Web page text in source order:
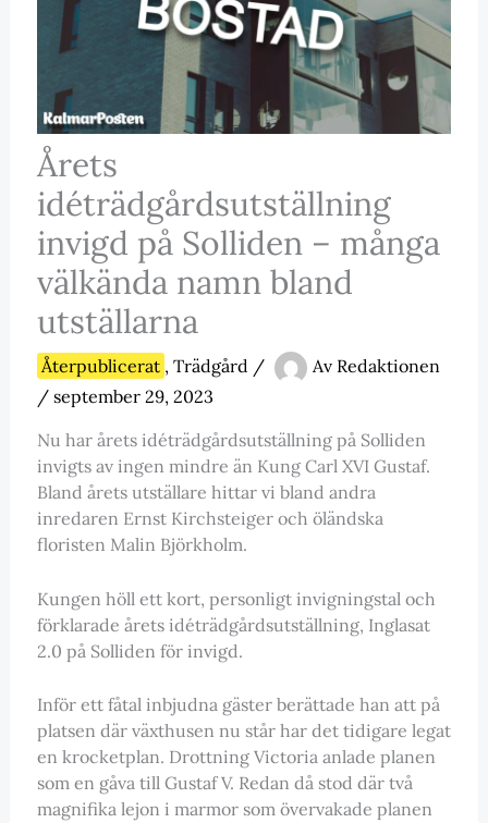
Årets
idéträdgårdsutställning
invigd på Solliden – många
välkända namn bland
utställarna
Återpublicerat , Trädgård / Av Redaktionen
/ september 29, 2023
Nu har årets idéträdgårdsutställning på Solliden
invigts av ingen mindre än Kung Carl XVI Gustaf.
Bland årets utställare hittar vi bland andra
inredaren Ernst Kirchsteiger och öländska
floristen Malin Björkholm.
Kungen höll ett kort, personligt invigningstal och
förklarade årets idéträdgårdsutställning, Inglasat
2.0 på Solliden för invigd.
Inför ett fåtal inbjudna gäster berättade han att på
platsen där växthusen nu står har det tidigare legat
en krocketplan. Drottning Victoria anlade planen
som en gåva till Gustaf V. Redan då stod där två
magnifika lejon i marmor som övervakade planen